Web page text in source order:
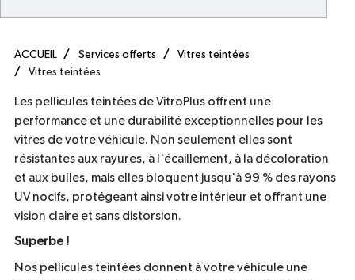
ACCUEIL Services offerts
Vitres teintées
Vitres teintées
Les pellicules teintées de VitroPlus offrent une
performance et une durabilité exceptionnelles pour les
vitres de votre véhicule. Non seulement elles sont
résistantes aux rayures, à l'écaillement, à la décoloration
et aux bulles, mais elles bloquent jusqu'à 99 % des rayons
UV nocifs, protégeant ainsi votre intérieur et offrant une
vision claire et sans distorsion.
Superbe !
Nos pellicules teintées donnent à votre véhicule une